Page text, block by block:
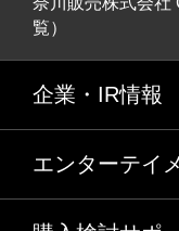
覧）
企業・IR情報
エンターテイ